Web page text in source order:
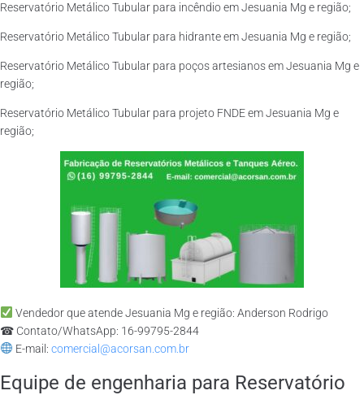
Reservatório Metálico Tubular para incêndio em Jesuania Mg e região;
Reservatório Metálico Tubular para hidrante em Jesuania Mg e região;
Reservatório Metálico Tubular para poços artesianos em Jesuania Mg e
região;
Reservatório Metálico Tubular para projeto FNDE em Jesuania Mg e
região;
Vendedor que atende Jesuania Mg e região: Anderson Rodrigo
☎ Contato/WhatsApp: 16-99795-2844
E-mail: comercial@acorsan.com.br
Equipe de engenharia para Reservatório